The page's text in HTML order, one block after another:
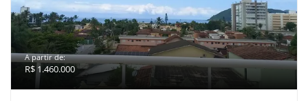
A partir de:
R$ 1.460.000